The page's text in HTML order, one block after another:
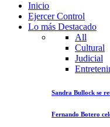
Inicio
Ejercer Control
Lo más Destacado
All
Cultural
Judicial
Sandra Bullock se
Fernando Botero